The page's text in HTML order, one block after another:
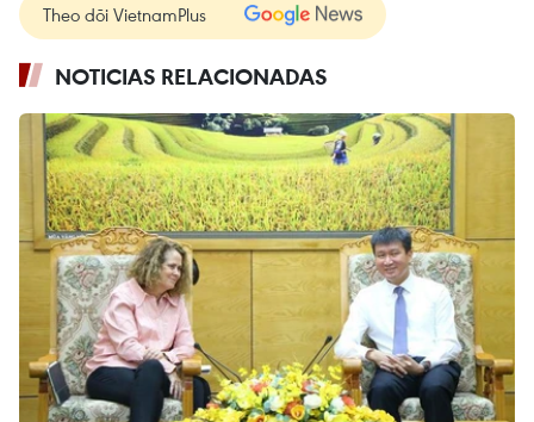
Theo dõi VietnamPlus
NOTICIAS RELACIONADAS